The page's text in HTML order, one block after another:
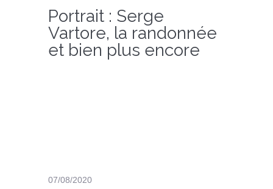
Portrait : Serge
Vartore, la randonnée
et bien plus encore
07/08/2020